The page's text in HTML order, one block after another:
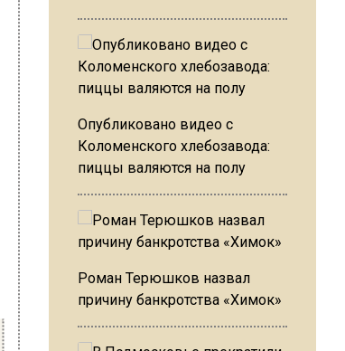
Опубликовано видео с
Коломенского хлебозавода:
пиццы валяются на полу
Роман Терюшков назвал
причину банкротства «Химок»